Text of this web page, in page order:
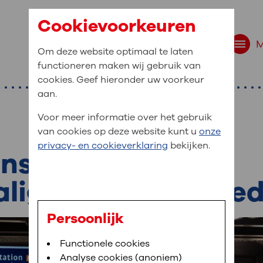
navigatie
bent u naar op
,MijnOLVG,Digitalisering
medische gegevens
In MijnOLVG kunt u uw medische
het u uitkomt. OLVG breidt MijnOLVG
en
Cookievoorkeuren
Om deze website optimaal te laten
functioneren maken wij gebruik van
cookies. Geef hieronder uw voorkeur
aan.
Voor meer informatie over het gebruik
van cookies op deze website kunt u onze
privacy- en cookieverklaring bekijken.
Persoonlijk
Functionele cookies
Analyse cookies (anoniem)